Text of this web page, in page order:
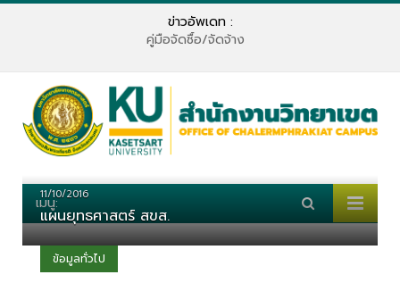
ข่าวอัพเดท :
คู่มือจัดซื้อ/จัดจ้าง
เมนู:
ข้อมูลทั่วไป
11/10/2016
แผนยุทธศาสตร์ สขส.
วิสัยทัศน์ พันธกิจ